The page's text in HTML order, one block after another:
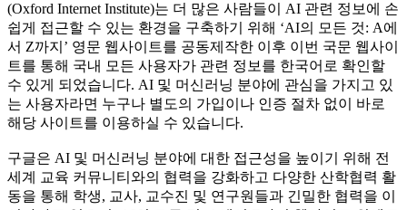
(Oxford Internet Institute)는 더 많은 사람들이 AI 관련 정보에 손
쉽게 접근할 수 있는 환경을 구축하기 위해 ‘AI의 모든 것: A에
서 Z까지’ 영문 웹사이트를 공동제작한 이후 이번 국문 웹사이
트를 통해 국내 모든 사용자가 관련 정보를 한국어로 확인할
수 있게 되었습니다. AI 및 머신러닝 분야에 관심을 가지고 있
는 사용자라면 누구나 별도의 가입이나 인증 절차 없이 바로
해당 사이트를 이용하실 수 있습니다.
구글은 AI 및 머신러닝 분야에 대한 접근성을 높이기 위해 전
세계 교육 커뮤니티와의 협력을 강화하고 다양한 산학협력 활
동을 통해 학생, 교사, 교수진 및 연구원들과 긴밀한 협력을 이